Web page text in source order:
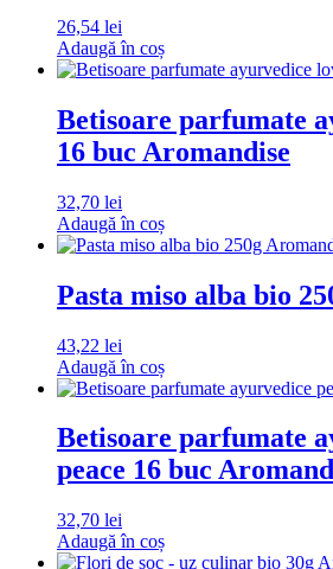
26,54 lei
Adaugă în coș
Betisoare parfumate
16 buc Aromandise
32,70 lei
Adaugă în coș
Pasta miso alba bio
43,22 lei
Adaugă în coș
Betisoare parfumate
peace 16 buc
32,70 lei
Adaugă în coș